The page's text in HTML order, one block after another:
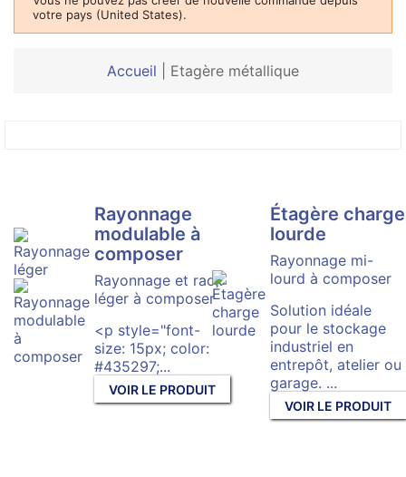
votre pays (United States).
Accueil Etagère métallique
Rayonnage
modulable à
composer
Rayonnage et rack
léger à composer
<p style="font-
size: 15px; color:
#435297;...
VOIR LE PRODUIT
Étagère charge
lourde
Rayonnage mi-
lourd à composer
Solution idéale
pour le stockage
industriel en
entrepôt, atelier ou
garage. ...
VOIR LE PRODUIT